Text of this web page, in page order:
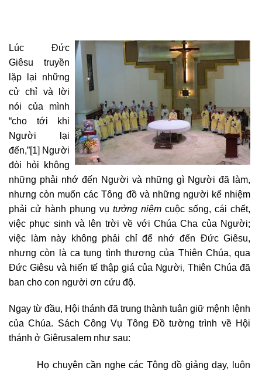
Lúc Đức
Giêsu truyền
lặp lại những
cử chỉ và lời
nói của mình
“cho tới khi
Người lại
đến,”[1] Người
đòi hỏi không
những phải nhớ đến Người và những gì Người đã làm,
nhưng còn muốn các Tông đồ và những người kế nhiệm
phải cử hành phụng vụ tưởng niệm cuộc sống, cái chết,
việc phục sinh và lên trời về với Chúa Cha của Người;
việc làm này không phải chỉ để nhớ đến Đức Giêsu,
nhưng còn là ca tụng tình thương của Thiên Chúa,qua
Đức Giêsu và hiến tế thập giá của Người, Thiên Chúa đã
ban cho con người ơn cứu độ.
Ngay từ đầu, Hội thánh đã trung thành tuân giữ mệnh lệnh
của Chúa. Sách Công Vụ Tông Đồ tường trình về Hội
thánh ở Giêrusalem như sau:
Họ chuyên cần nghe các Tông đồ giảng dạy, luôn